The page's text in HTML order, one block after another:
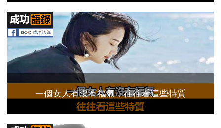
一個女人有沒有福氣，往往看這些特質